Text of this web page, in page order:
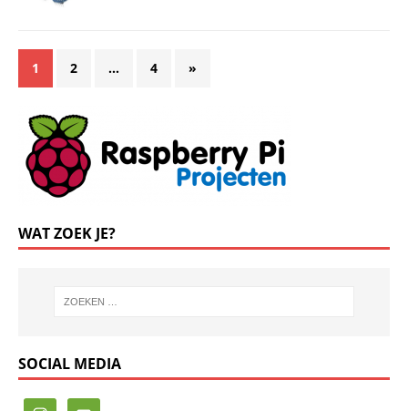
1 2 … 4 »
WAT ZOEK JE?
SOCIAL MEDIA